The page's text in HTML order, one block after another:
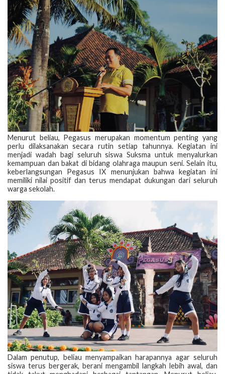
Menurut beliau, Pegasus merupakan momentum penting yang
perlu dilaksanakan secara rutin setiap tahunnya. Kegiatan ini
menjadi wadah bagi seluruh siswa Suksma untuk menyalurkan
kemampuan dan bakat di bidang olahraga maupun seni. Selain itu,
keberlangsungan Pegasus IX menunjukan bahwa kegiatan ini
memiliki nilai positif dan terus mendapat dukungan dari seluruh
warga sekolah.
Dalam penutup, beliau menyampaikan harapannya agar seluruh
siswa terus bergerak, berani mengambil langkah lebih awal, dan